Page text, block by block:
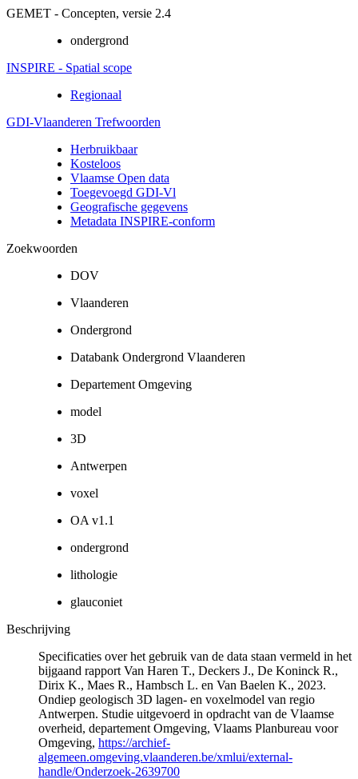
GEMET - Concepten, versie 2.4
ondergrond
INSPIRE - Spatial scope
Regionaal
GDI-Vlaanderen Trefwoorden
Herbruikbaar
Kosteloos
Vlaamse Open data
Toegevoegd GDI-Vl
Geografische gegevens
Metadata INSPIRE-conform
Zoekwoorden
DOV
Vlaanderen
Ondergrond
Databank Ondergrond Vlaanderen
Departement Omgeving
model
3D
Antwerpen
voxel
OA v1.1
ondergrond
lithologie
glauconiet
Beschrijving
Specificaties over het gebruik van de data staan vermeld in het
bijgaand rapport Van Haren T., Deckers J., De Koninck R.,
Dirix K., Maes R., Hambsch L. en Van Baelen K., 2023.
Ondiep geologisch 3D lagen- en voxelmodel van regio
Antwerpen. Studie uitgevoerd in opdracht van de Vlaamse
overheid, departement Omgeving, Vlaams Planbureau voor
Omgeving, https://archief-
algemeen.omgeving.vlaanderen.be/xmlui/external-
handle/Onderzoek-2639700